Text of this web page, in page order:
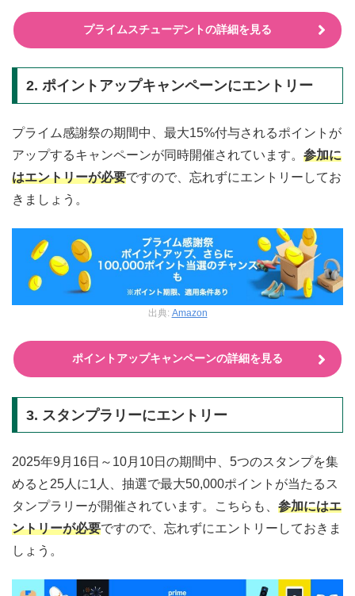
プライムスチューデントの詳細を見る
2. ポイントアップキャンペーンにエントリー
プライム感謝祭の期間中、最大15%付与されるポイントが
アップするキャンペーンが同時開催されています。 参加に
はエントリーが必要ですので、忘れずにエントリーしてお
きましょう。
出典: Amazon
ポイントアップキャンペーンの詳細を見る
3. スタンプラリーにエントリー
2025年9月16日～10月10日の期間中、5つのスタンプを集
めると25人に1人、抽選で最大50,000ポイントが当たるス
タンプラリーが開催されています。こちらも、 参加にはエ
ントリーが必要ですので、忘れずにエントリーしておきま
しょう。